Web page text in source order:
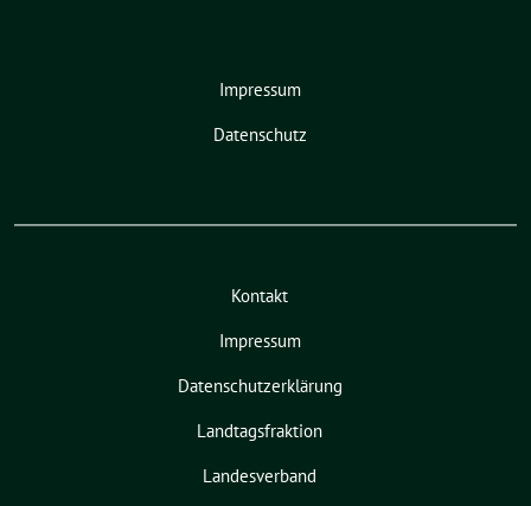
Impressum
Datenschutz
Kontakt
Impressum
Datenschutzerklärung
Landtagsfraktion
Landesverband